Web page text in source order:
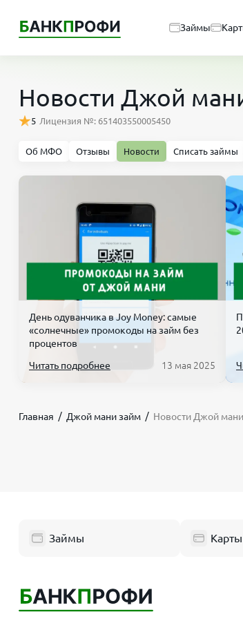
Займы
Новости Джой
5 Лицензия №: 651403550005450
Об МФО Отзывы Новости Списать займы
День одуванчика в Joy Money: самые
«солнечные» промокоды на займ без
процентов
Читать подробнее
13 мая 2025
Главная Джой мани займ Новости Джой
Займы Карты